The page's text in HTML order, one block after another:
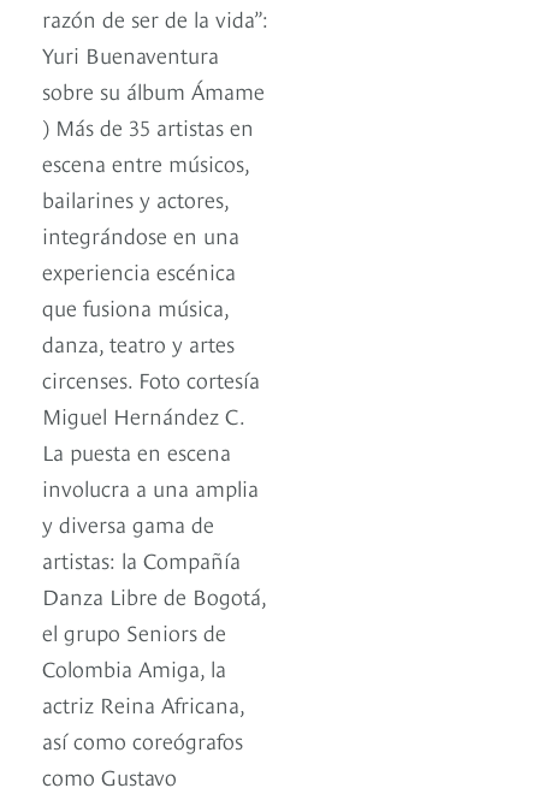
razón de ser de la vida”:
Yuri Buenaventura
sobre su álbum Ámame
) Más de 35 artistas en
escena entre músicos,
bailarines y actores,
integrándose en una
experiencia escénica
que fusiona música,
danza, teatro y artes
circenses. Foto cortesía
Miguel Hernández C.
La puesta en escena
involucra a una amplia
y diversa gama de
artistas: la Compañía
Danza Libre de Bogotá,
el grupo Seniors de
Colombia Amiga, la
actriz Reina Africana,
así como coreógrafos
como Gustavo